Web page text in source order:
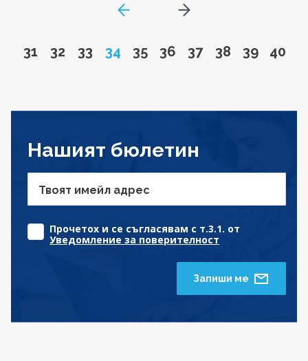
GoToPreviousPage
Go to page
31 Go to page
32 Go to page
33 Page
34 Go to page
35 Go to page
36 Go to page
37 Go to page
38 Go to
39 Go
40
Go to next page
Нашият бюлетин
Твоят имейл адрес
Прочетох и се съгласявам с т.3.1. от
Уведомление за поверителност
Запиши ме